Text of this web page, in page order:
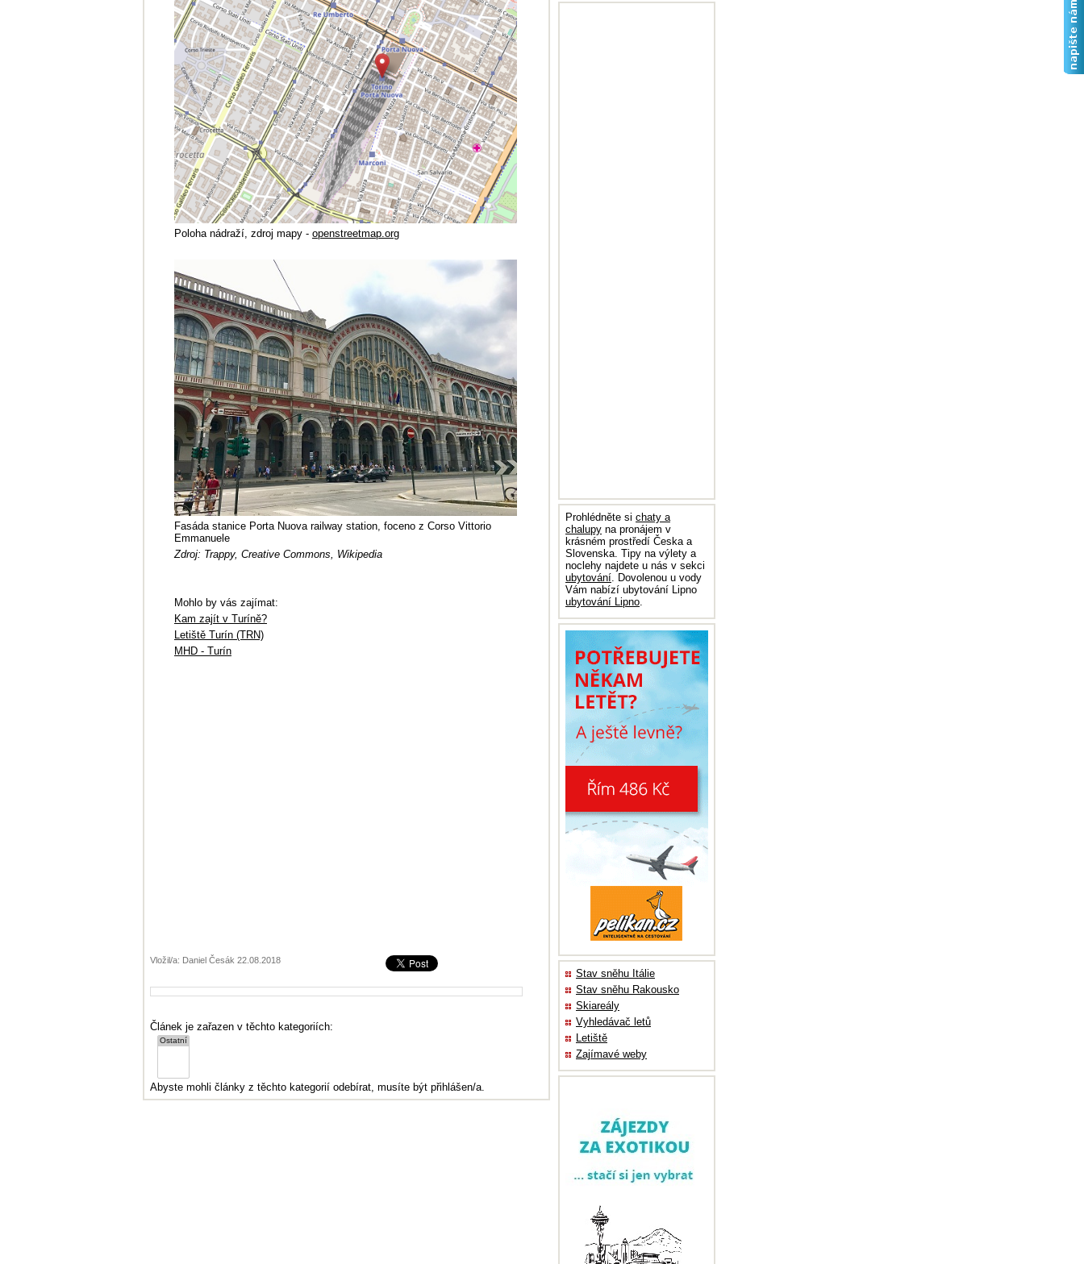
Poloha nádraží, zdroj mapy - openstreetmap.org
Fasáda stanice Porta Nuova railway station, foceno z Corso Vittorio
Emmanuele
Zdroj: Trappy, Creative Commons, Wikipedia
Mohlo by vás zajímat:
Kam zajít v Turíně?
Letiště Turín (TRN)
MHD - Turín
Vložil/a: Daniel Česák 22.08.2018
Článek je zařazen v těchto kategoriích:
Abyste mohli články z těchto kategorií odebírat, musíte být přihlášen/a.
Prohlédněte si chaty a
chalupy na pronájem v
krásném prostředí Česka a
Slovenska. Tipy na výlety a
noclehy najdete u nás v sekci
ubytování. Dovolenou u vody
Vám nabízí ubytování Lipno
ubytování Lipno.
Stav sněhu Itálie
Stav sněhu Rakousko
Skiareály
Vyhledávač letů
Letiště
Zajímavé weby